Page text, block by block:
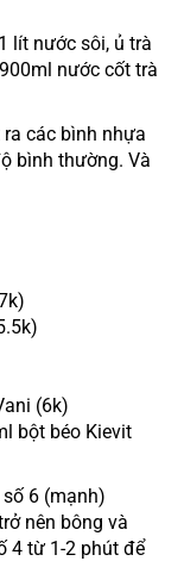
lít nước sôi, ủ trà
nước cốt trà
các bình nhựa
bình thường. Và
(6k)
bột béo Kievit
6 (mạnh)
nên bông và
4 từ 1-2 phút để